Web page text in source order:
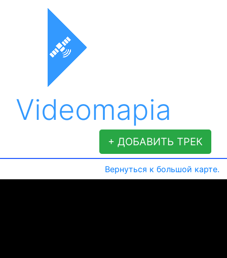
Videomapia
+ ДОБАВИТЬ ТРЕК
Вернуться к большой карте.